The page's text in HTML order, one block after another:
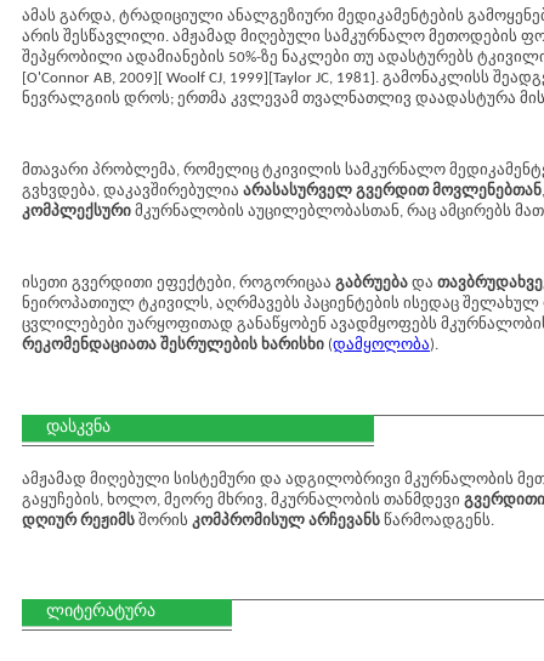
ამას გარდა, ტრადიციული ანალგეზიური მედიკამენტების
არის შესწავლილი. ამჟამად მიღებული სამკურნალო მეთოდების
შეპყრობილი ადამიანების 50%-ზე ნაკლები თუ ადასტურებს
[O'Connor AB, 2009][ Woolf CJ, 1999][Taylor JC, 1981]. გამონაკლისს
ნევრალგიის დროს; ერთმა კვლევამ თვალნათლივ დაადასტურა
მთავარი პრობლემა, რომელიც ტკივილის სამკურნალო
გვხვდება, დაკავშირებულია არასასურველ გვერდით მოვლენებთან
კომპლექსური მკურნალობის აუცილებლობასთან, რაც ამცირებს
ისეთი გვერდითი ეფექტები, როგორიცაა გაბრუება და
ნეიროპათიულ ტკივილს, აღრმავებს პაციენტების ისედაც შელახულ
ცვლილებები უარყოფითად განაწყობენ ავადმყოფებს
რეკომენდაციათა შესრულების ხარისხი (დამყოლობა).
დასკვნა
ამჟამად მიღებული სისტემური და ადგილობრივი მკურნალობის
გაყუჩების, ხოლო, მეორე მხრივ, მკურნალობის თანმდევი
დღიურ რეჟიმს შორის კომპრომისულ არჩევანს წარმოადგენს.
ლიტერატურა